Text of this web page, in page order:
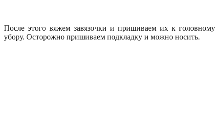
После этого вяжем завязочки и пришиваем их к головному
убору. Осторожно пришиваем подкладку и можно носить.